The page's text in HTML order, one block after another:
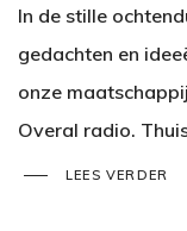
In de stille
gedachten en
onze
Overal radio.
LEES VERDER